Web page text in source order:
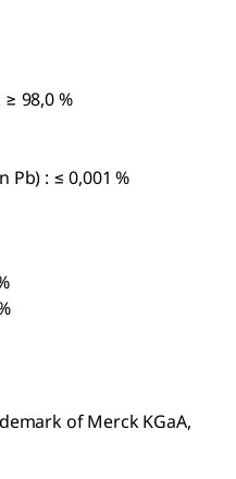
98,0 %
Pb) : ≤ 0,001 %
of Merck KGaA,